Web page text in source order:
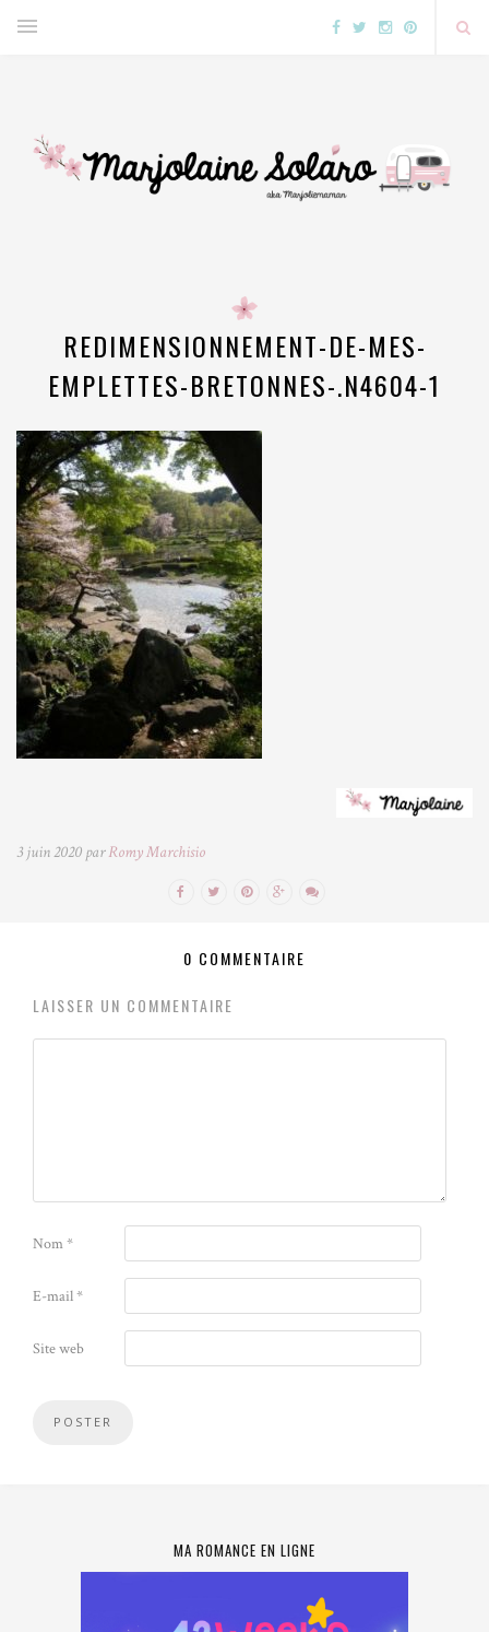
REDIMENSIONNEMENT-DE-MES-
EMPLETTES-BRETONNES-.N4604-1
3 juin 2020 parRomy Marchisio
0 COMMENTAIRE
LAISSER UN COMMENTAIRE
Nom*
E-mail*
Site web
MA ROMANCE EN LIGNE